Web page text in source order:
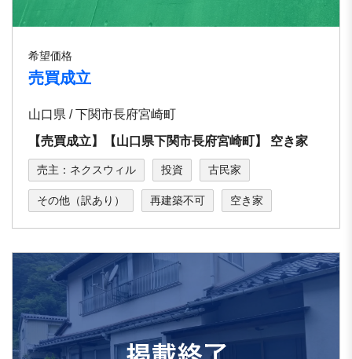
希望価格
売買成立
山口県 / 下関市⻑府宮崎町
【売買成立】【⼭⼝県下関市⻑府宮崎町】 空き家
売主：ネクスウィル 投資 古民家
その他（訳あり） 再建築不可 空き家